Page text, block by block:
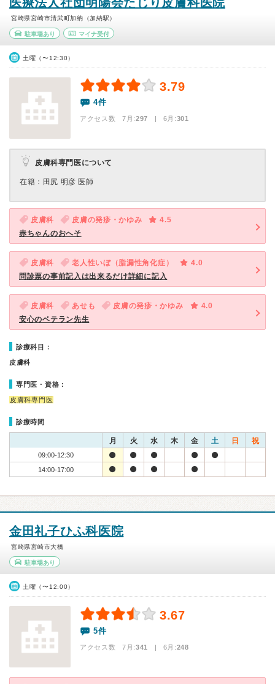
宮崎県宮崎市清武町加納（加納駅）
駐車場あり マイナ受付
土曜（〜12:30）
3.79
4件
アクセス数 7月:297 | 6月:301
皮膚科専門医について
在籍：田尻 明彦 医師
皮膚科 皮膚の発疹・かゆみ
4.5
赤ちゃんのおへそ
皮膚科 老人性いぼ（脂漏性角化症）
4.0
問診票の事前記入は出来るだけ詳細に記入
皮膚科 あせも 皮膚の発疹・かゆみ
4.0
安心のベテラン先生
診療科目：
皮膚科
専門医・資格：
皮膚科専門医
診療時間
月 火 水 木 金 土 日 祝
09:00-12:30
14:00-17:00
金田礼子ひふ科医院
宮崎県宮崎市大橋
駐車場あり
土曜（〜12:00）
3.67
5件
アクセス数 7月:341 | 6月:248